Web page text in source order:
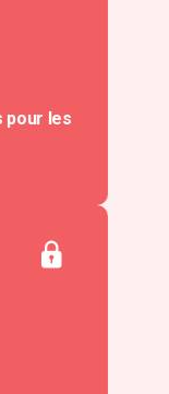
pour les